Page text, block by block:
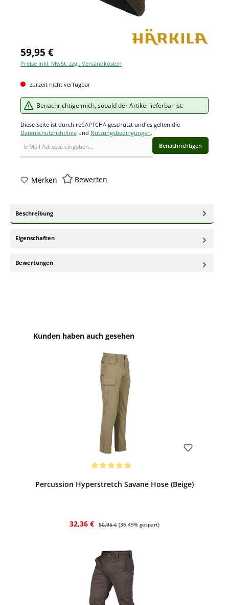
59,95 €
Preise inkl. MwSt. zzgl. Versandkosten
zurzeit nicht verfügbar
Benachrichtige mich, sobald der Artikel lieferbar ist.
Diese Seite ist durch reCAPTCHA geschützt und es gelten die
Datenschutzrichtlinie und Nutzungsbedingungen.
Benachrichtigen
Merken Bewerten
Beschreibung
Eigenschaften
Bewertungen
Produktgalerie überspringen
Kunden haben auch gesehen
Percussion Hyperstretch Savane Hose (Beige)
Verkaufspreis:
32,36 € Regulärer Preis:
50,95 € (36.49% gespart)